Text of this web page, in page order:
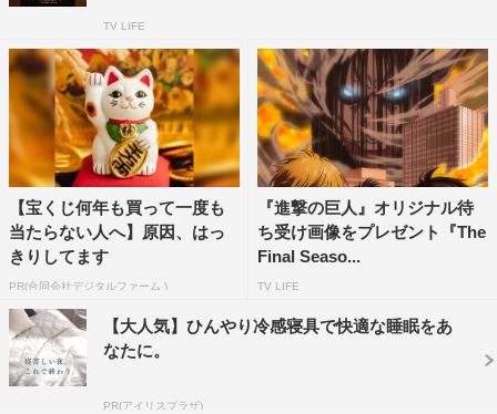
『進撃の巨人』The Final Season
NHK総合
2020年12月6日（日）深0・10～
『進撃の巨人』Season1～Season3ダイジェスト（全4
回）
NHK総合
2020年11月8日（日）深0・10～
※4週連続放送
＜STAFF＆CAST＞
原作：諫山創
TV LIFE
【宝くじ何年も買って一度も
当たらない人へ】原因、はっ
きりしてます
PR(合同会社デジタルファーム )
『進撃の巨人』オリジナル待
ち受け画像をプレゼント『The
Final Seaso...
TV LIFE
【大人気】ひんやり冷感寝具で快適な睡眠をあ
なたに。
PR(アイリスプラザ)